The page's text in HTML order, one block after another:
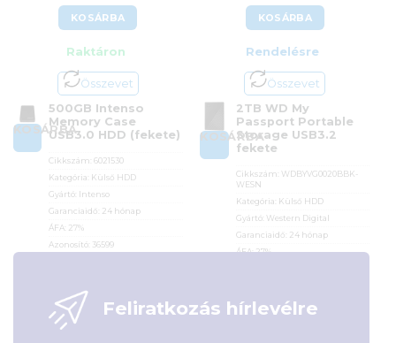
KOSÁRBA
Raktáron
Összevet
KOSÁRBA
500GB Intenso
Memory Case
USB3.0 HDD (fekete)
Cikkszám:6021530
Kategória:
Külső HDD
Gyártó:
Intenso
Garanciaidő: 24 hónap
ÁFA: 27%
Azonosító: 36599
KOSÁRBA
Rendelésre
Összevet
KOSÁRBA
2TB WD My
Passport Portable
Storage USB3.2
fekete
Cikkszám: WDBYVG0020BBK-
WESN
Kategória:
Külső HDD
Gyártó: Western Digital
Garanciaidő: 24 hónap
ÁFA:27%
Feliratkozás hírlevélre